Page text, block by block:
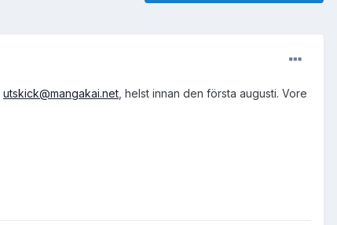
utskick@mangakai.net , helst innan den första augusti. Vore